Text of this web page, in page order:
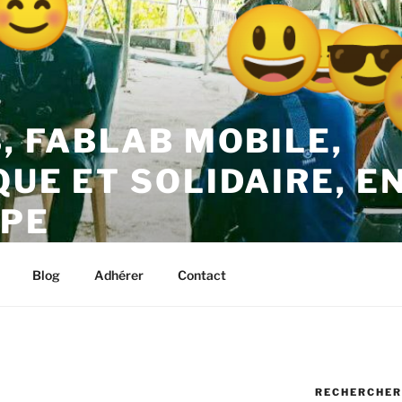
FABLAB MOBILE,
ET SOLIDAIRE,
Blog Adhérer Contact
RECHERCHER